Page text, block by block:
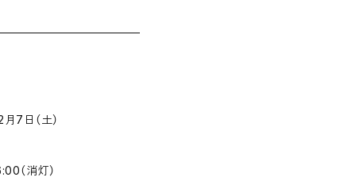
7日（土）
（消灯）